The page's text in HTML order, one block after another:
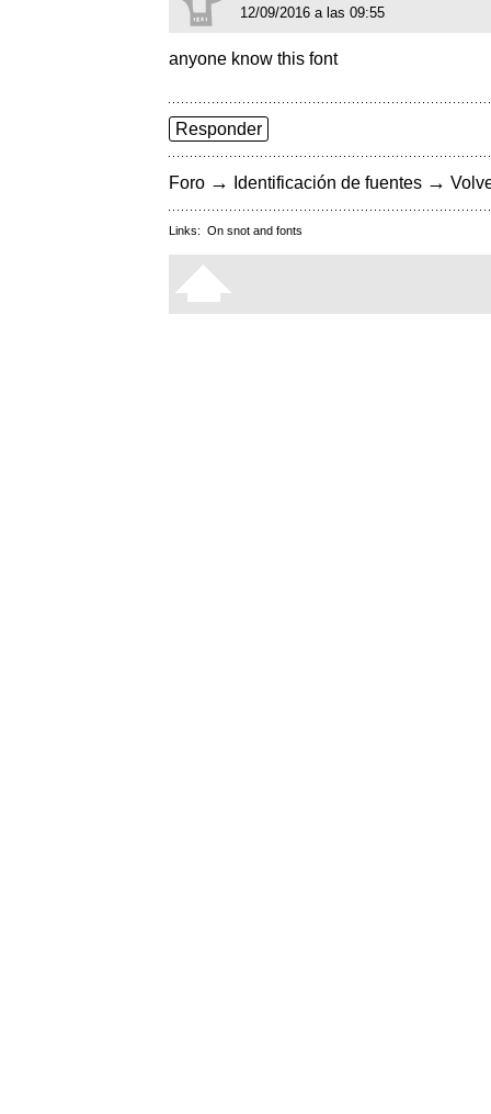
12/09/2016 a las 09:55
anyone know this font
Responder
Foro → Identificación de fuentes →
Links: On snot and fonts